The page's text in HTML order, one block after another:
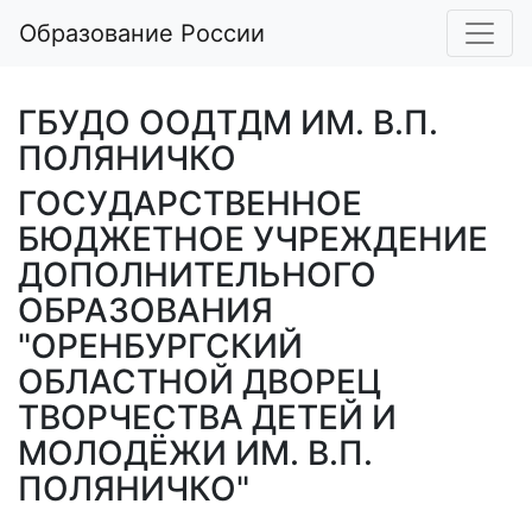
Образование России
ГБУДО ООДТДМ ИМ. В.П.
ПОЛЯНИЧКО
ГОСУДАРСТВЕННОЕ
БЮДЖЕТНОЕ УЧРЕЖДЕНИЕ
ДОПОЛНИТЕЛЬНОГО
ОБРАЗОВАНИЯ
"ОРЕНБУРГСКИЙ
ОБЛАСТНОЙ ДВОРЕЦ
ТВОРЧЕСТВА ДЕТЕЙ И
МОЛОДЁЖИ ИМ. В.П.
ПОЛЯНИЧКО"